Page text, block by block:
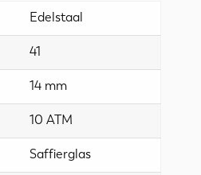
Edelstaal
41
14 mm
10 ATM
Saffierglas